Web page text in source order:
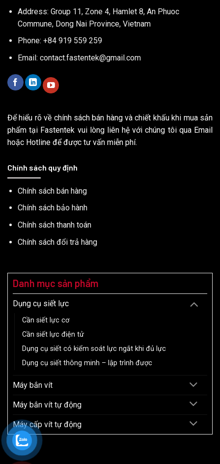
Address: Group 11, Zone 4, Hamlet 8, An Phuoc
Commune, Dong Nai Province, Vietnam
Phone: +84 919 559 259
Email: contact.fastentek@gmail.com
Để hiểu rõ về chính sách bán hàng và chiết khấu khi mua sản
phẩm tại Fastentek vui lòng liên hệ với chúng tôi qua Email
hoặc Hotline để được tư vấn miễn phí.
Chính sách quy định
Chính sách bán hàng
Chính sách bảo hành
Chính sách thanh toán
Chính sách đổi trả hàng
Danh mục sản phẩm
Dụng cụ siết lực
Cần siết lực cơ
Cần siết lực điện tử
Dụng cụ siết có kiểm soát lực ngắt khi đủ lực
Dụng cụ siết thông minh – lập trình được
Máy bắn vít
Máy bắn vít tự động
Máy cấp vít tự động